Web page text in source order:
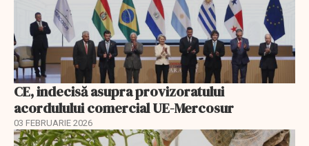
CE, indecisă asupra provizoratului
acordulului comercial UE-Mercosur
03 FEBRUARIE 2026